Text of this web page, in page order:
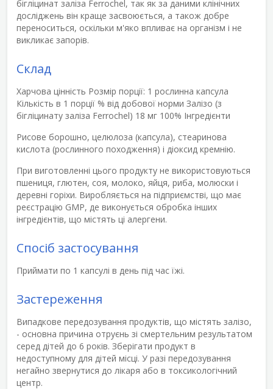
бігліцинат заліза Ferrochel, так як за даними клінічних
досліджень він краще засвоюється, а також добре
переноситься, оскільки м'яко впливає на організм і не
викликає запорів.
Склад
Харчова цінність Розмір порції: 1 рослинна капсула
Кількість в 1 порції % від добової норми Залізо (з
бігліцинату заліза Ferrochel) 18 мг 100% Інгредієнти
Рисове борошно, целюлоза (капсула), стеаринова
кислота (рослинного походження) і діоксид кремнію.
При виготовленні цього продукту не використовуються
пшениця, глютен, соя, молоко, яйця, риба, молюски і
деревні горіхи. Виробляється на підприємстві, що має
реєстрацію GMP, де виконується обробка інших
інгредієнтів, що містять ці алергени.
Спосіб застосування
Приймати по 1 капсулі в день під час їжі.
Застереження
Випадкове передозування продуктів, що містять залізо,
- основна причина отруєнь зі смертельним результатом
серед дітей до 6 років. Зберігати продукт в
недоступному для дітей місці. У разі передозування
негайно звернутися до лікаря або в токсикологічний
центр.